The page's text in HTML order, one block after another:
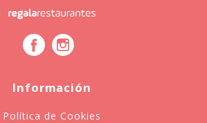
Información
Política de Cookies